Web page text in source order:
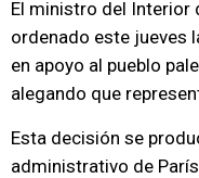
El ministro del Interior
ordenado este jueves
en apoyo al pueblo
alegando que
Esta decisión se
administrativo de